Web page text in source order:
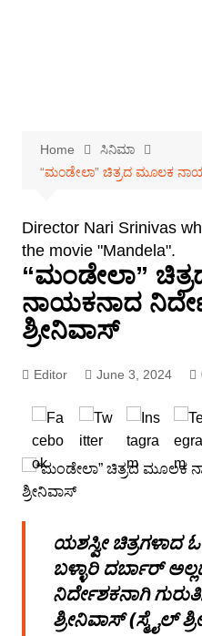
Home
ಸಿನಿಮಾ
“ಮಂಡೇಲಾ” ಚಿತ್ರದ ಮೂಲಕ
Director Nari Srinivas
the movie "Mandela".
“ಮಂಡೇಲಾ”
ನಾಯಕನಾದ
ಶ್ರೀನಿವಾಸ್
Editor June 3, 2024
ಯಶಸ್ವೀ ಚಿತ್ರಗಳಾದ
ಬಳ್ಳಾರಿ ದರ್ಬಾರ್
ನಿರ್ದೇಶಕನಾಗಿ
ಶ್ರೀನಿವಾಸ್ (ಸ್ಮೈಲ್